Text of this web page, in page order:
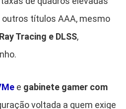
outros títulos AAA, mesmo
Ray Tracing e DLSS,
e gabinete gamer com
voltada a quem exige